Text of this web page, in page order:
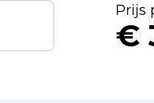
Prijs
€